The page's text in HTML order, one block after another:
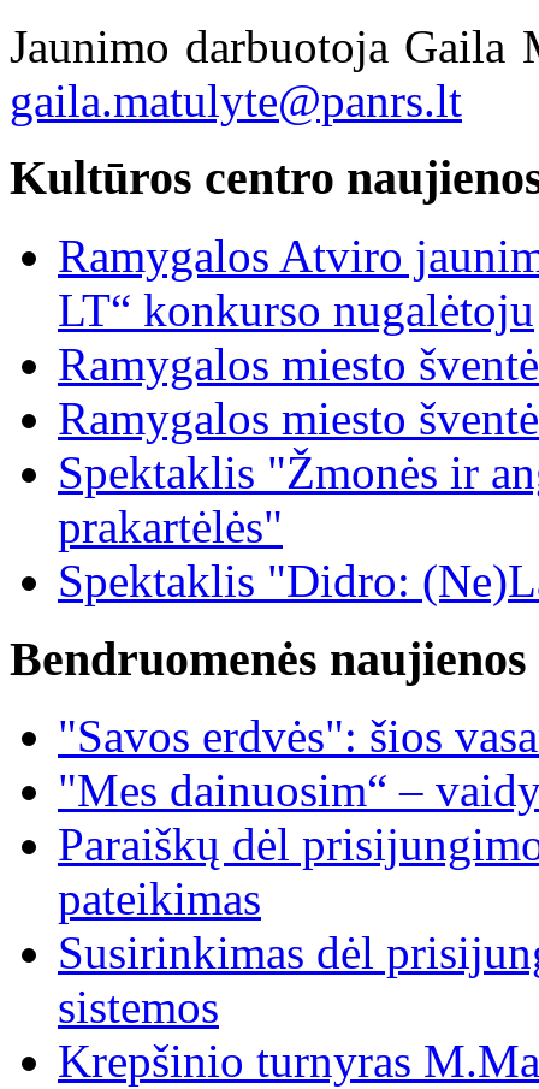
Jaunimo darbuotoja
gaila.matulyte@panrs.lt
Kultūros centro
Ramygalos Atviro
LT“ konkurso nugalėtoju
Ramygalos miesto šventė
Ramygalos miesto šventė
Spektaklis "Žmonės ir
prakartėlės"
Spektaklis "Didro:
Bendruomenės naujienos
"Savos erdvės": šios
"Mes dainuosim“ –
Paraiškų dėl
pateikimas
Susirinkimas dėl
sistemos
Krepšinio turnyras